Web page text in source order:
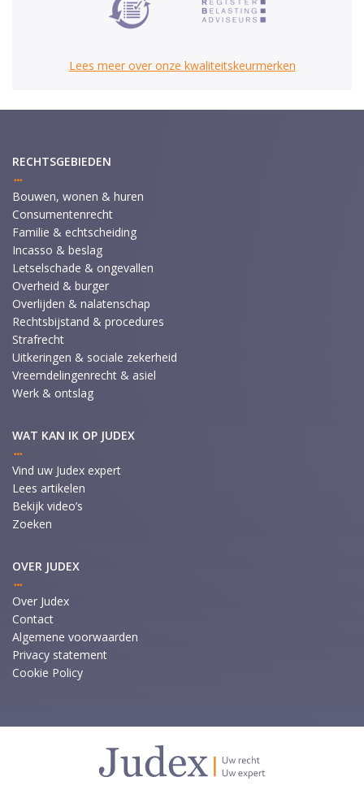
Lees meer over onze kwaliteitskeurmerken
RECHTSGEBIEDEN
Bouwen, wonen & huren
Consumentenrecht
Familie & echtscheiding
Incasso & beslag
Letselschade & ongevallen
Overheid & burger
Overlijden & nalatenschap
Rechtsbijstand & procedures
Strafrecht
Uitkeringen & sociale zekerheid
Vreemdelingenrecht & asiel
Werk & ontslag
WAT KAN IK OP JUDEX
Vind uw Judex expert
Lees artikelen
Bekijk video’s
Zoeken
OVER JUDEX
Over Judex
Contact
Algemene voorwaarden
Privacy statement
Cookie Policy